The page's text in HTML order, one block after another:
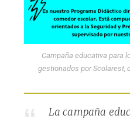
Campaña educativa para
gestionados por Scolarest,
La campaña